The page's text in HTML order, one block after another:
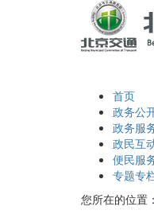
首页
政务公
政务服
政民互
便民服
专题专
您所在的位置：